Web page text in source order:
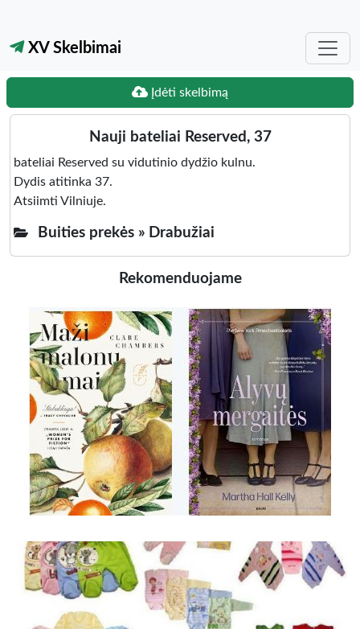
XV Skelbimai
Įdėti skelbimą
Nauji bateliai Reserved, 37
bateliai Reserved su vidutinio dydžio kulnu.
Dydis atitinka 37.
Atsiimti Vilniuje.
Buities prekės » Drabužiai
Rekomenduojame